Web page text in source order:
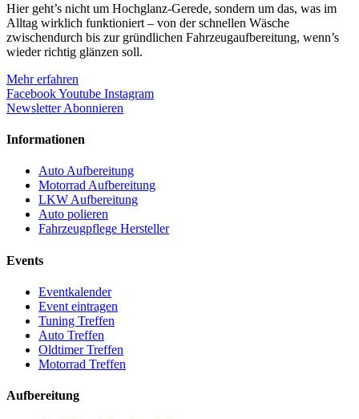
Hier geht’s nicht um Hochglanz-Gerede, sondern um das, was im
Alltag wirklich funktioniert – von der schnellen Wäsche
zwischendurch bis zur gründlichen Fahrzeugaufbereitung, wenn’s
wieder richtig glänzen soll.
Mehr erfahren
FacebookYoutube Instagram
Newsletter Abonnieren
Informationen
Auto Aufbereitung
Motorrad Aufbereitung
LKW Aufbereitung
Auto polieren
Fahrzeugpflege Hersteller
Events
Eventkalender
Event eintragen
Tuning Treffen
Auto Treffen
Oldtimer Treffen
Motorrad Treffen
Aufbereitung